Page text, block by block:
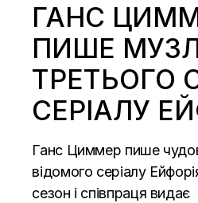
ГАНС
ПИШЕ
ТРЕТЬОГО
СЕРІАЛУ
Ганс Циммер пише
відомого серіалу
сезон і співпраця видає